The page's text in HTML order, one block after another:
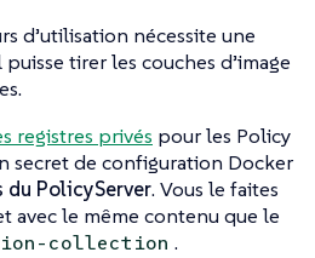
d’utilisation nécessite une
tirer les couches d’image
registres privés pour les Policy
secret de configuration Docker
du PolicyServer. Vous le faites
avec le même contenu que le
collection .